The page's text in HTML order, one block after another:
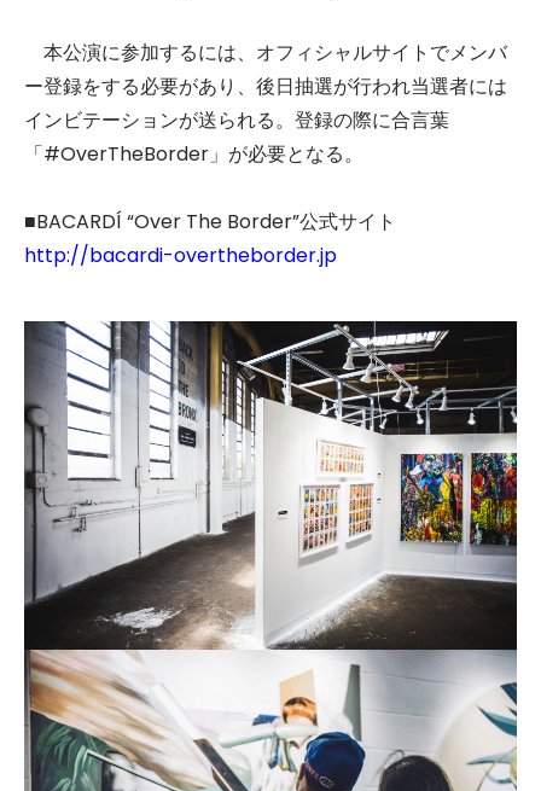
本公演に参加するには、オフィシャルサイトでメンバ
ー登録をする必要があり、後日抽選が行われ当選者には
インビテーションが送られる。登録の際に合言葉
「#OverTheBorder」が必要となる。
■BACARDÍ “Over The Border”公式サイト
http://bacardi-overtheborder.jp